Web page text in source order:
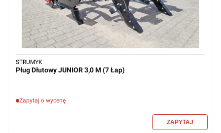
Pług Dłutowy JUNIOR 3,0 M (7 Łap)
Zapytaj o wycenę
STRUMYK